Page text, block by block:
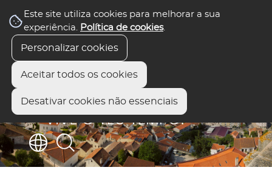
Este site utiliza cookies para melhorar a sua
experiência. Política de cookies.
Personalizar cookies
Aceitar todos os cookies
Desativar cookies não essenciais